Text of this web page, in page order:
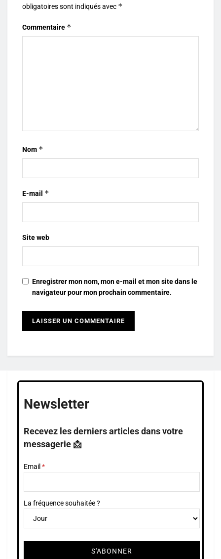
obligatoires sont indiqués avec *
Commentaire *
Nom *
E-mail *
Site web
Enregistrer mon nom, mon e-mail et mon site dans le
navigateur pour mon prochain commentaire.
Newsletter
Recevez les derniers articles dans votre
messagerie 📩
Email
La fréquence souhaitée ?